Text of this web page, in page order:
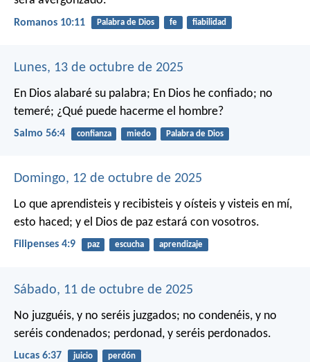
Romanos 10:11 Palabra de Dios fe fiabilidad
Lunes, 13 de octubre de 2025
En Dios alabaré su palabra; En Dios he confiado; no
temeré; ¿Qué puede hacerme el hombre?
Salmo 56:4 confianza miedo Palabra de Dios
Domingo, 12 de octubre de 2025
Lo que aprendisteis y recibisteis y oísteis y visteis en mí,
esto haced; y el Dios de paz estará con vosotros.
Filipenses 4:9 paz escucha aprendizaje
Sábado, 11 de octubre de 2025
No juzguéis, y no seréis juzgados; no condenéis, y no
seréis condenados; perdonad, y seréis perdonados.
Lucas 6:37 juicio perdón